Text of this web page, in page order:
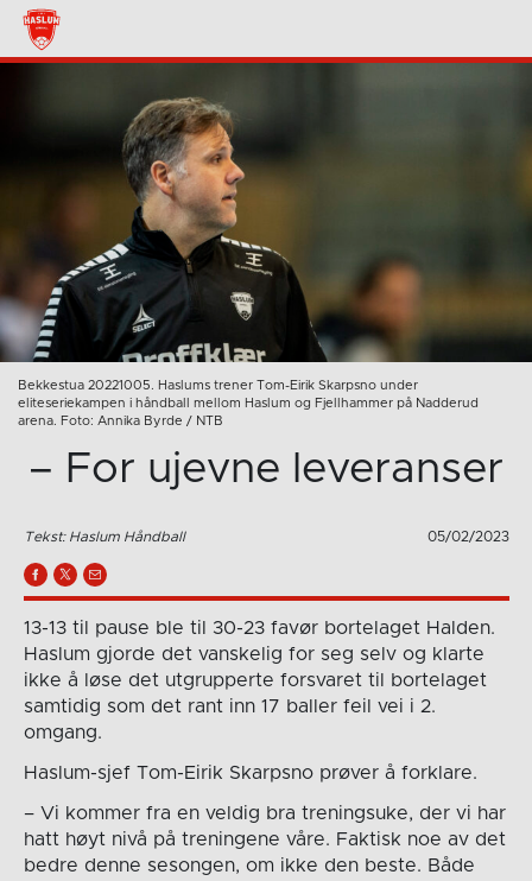
Bekkestua 20221005. Haslums trener Tom-Eirik Skarpsno under
eliteseriekampen i håndball mellom Haslum og Fjellhammer på Nadderud
arena. Foto: Annika Byrde / NTB
– For ujevne leveranser
Tekst: Haslum Håndball 05/02/2023
13-13 til pause ble til 30-23 favør bortelaget Halden.
Haslum gjorde det vanskelig for seg selv og klarte
ikke å løse det utgrupperte forsvaret til bortelaget
samtidig som det rant inn 17 baller feil vei i 2.
omgang.
Haslum-sjef Tom-Eirik Skarpsno prøver å forklare.
– Vi kommer fra en veldig bra treningsuke, der vi har
hatt høyt nivå på treningene våre. Faktisk noe av det
bedre denne sesongen, om ikke den beste. Både